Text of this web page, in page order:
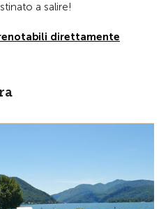
a salire!
direttamente